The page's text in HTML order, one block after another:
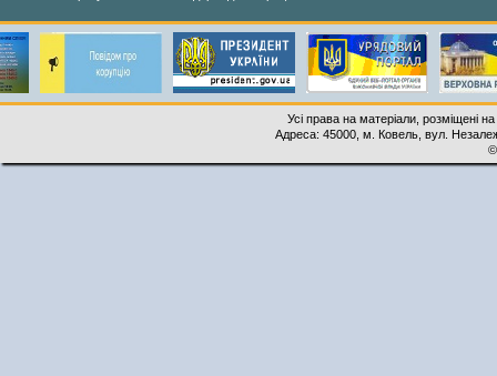
Усі права на матеріали, розміщені
Адреса: 45000, м. Ковель, вул.